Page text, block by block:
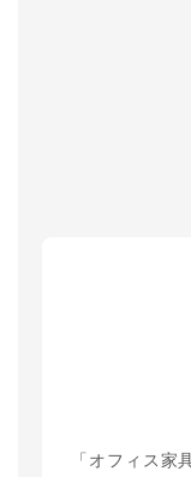
「オフィス家